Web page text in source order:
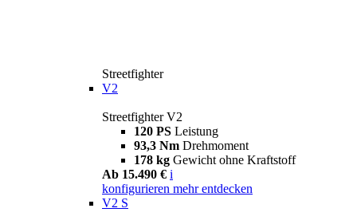
Streetfighter
V2
Streetfighter V2
120 PS Leistung
93,3 Nm Drehmoment
178 kg Gewicht ohne Kraftstoff
Ab 15.490 € i
konfigurieren mehr entdecken
V2 S